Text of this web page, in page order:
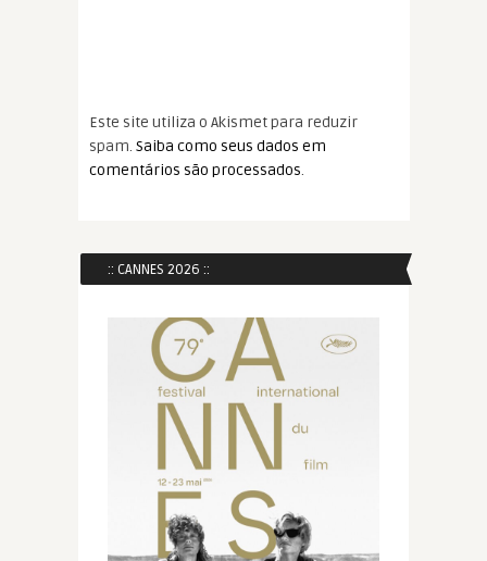
Este site utiliza o Akismet para reduzir
spam. Saiba como seus dados em
comentários são processados.
:: CANNES 2026 ::